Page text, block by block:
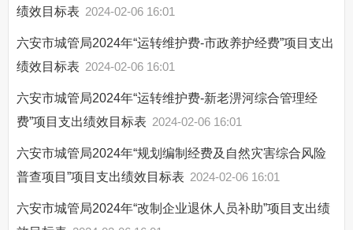
绩效目标表 2024-02-06 16:01
六安市城管局2024年“运转维护费-市政养护经费”项目支出
绩效目标表 2024-02-06 16:01
六安市城管局2024年“运转维护费-新老淠河综合管理经
费”项目支出绩效目标表 2024-02-06 16:01
六安市城管局2024年“规划编制经费及自然灾害综合风险
普查项目”项目支出绩效目标表 2024-02-06 16:01
六安市城管局2024年“改制企业退休人员补助”项目支出绩